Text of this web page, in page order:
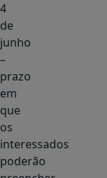
4
de
junho
–
prazo
em
que
os
interessados
poderão